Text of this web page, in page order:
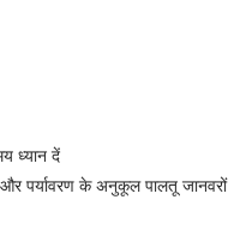
ध्यान दें
और पर्यावरण के अनुकूल पालतू जानवरों